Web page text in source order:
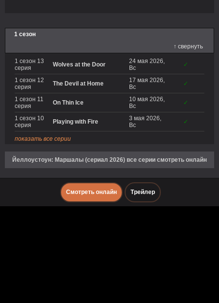
1 сезон
↑ свернуть
1 сезон 13
серия
Wolves at the Door
24 мая 2026,
Вс
✓
1 сезон 12
серия
The Devil at Home
17 мая 2026,
Вс
✓
1 сезон 11
серия
On Thin Ice
10 мая 2026,
Вс
✓
1 сезон 10
серия
Playing with Fire
3 мая 2026,
Вс
✓
показать все серии
Йеллоустоун: Маршалы (сериал 2026) все серии смотреть онлайн
Смотреть онлайн Трейлер